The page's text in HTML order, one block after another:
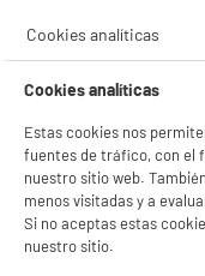
Características
Cookies analíticas
Cookies analíticas
Estas cookies nos
fuentes de tráfico, con el
nuestro sitio web.
menos visitadas y a
Si no aceptas estas
nuestro sitio.